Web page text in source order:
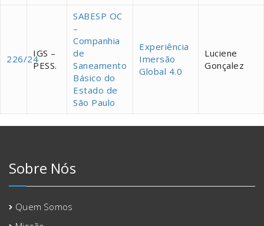
226/24IGS –
PESS.
SABESP OC
–
Companhia
de
Saneamento
Básico do
Estado de
São Paulo
Experiência
Imersão
Global 4.0
Luciene
Gonçalez
Sobre Nós
Quem Somos